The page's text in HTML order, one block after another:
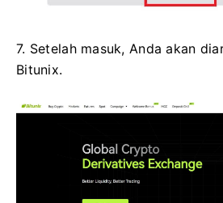
7. Setelah masuk, Anda akan
Bitunix.